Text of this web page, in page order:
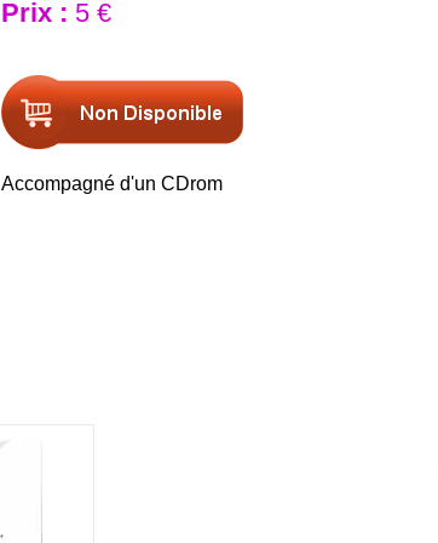
Prix : 5 €
Accompagné d'un CDrom